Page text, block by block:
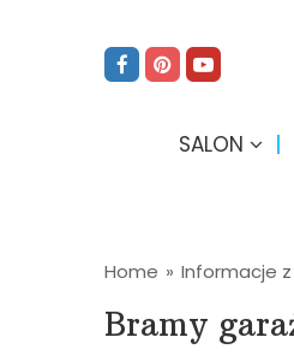
SALON
Home » Informacje z
Bramy